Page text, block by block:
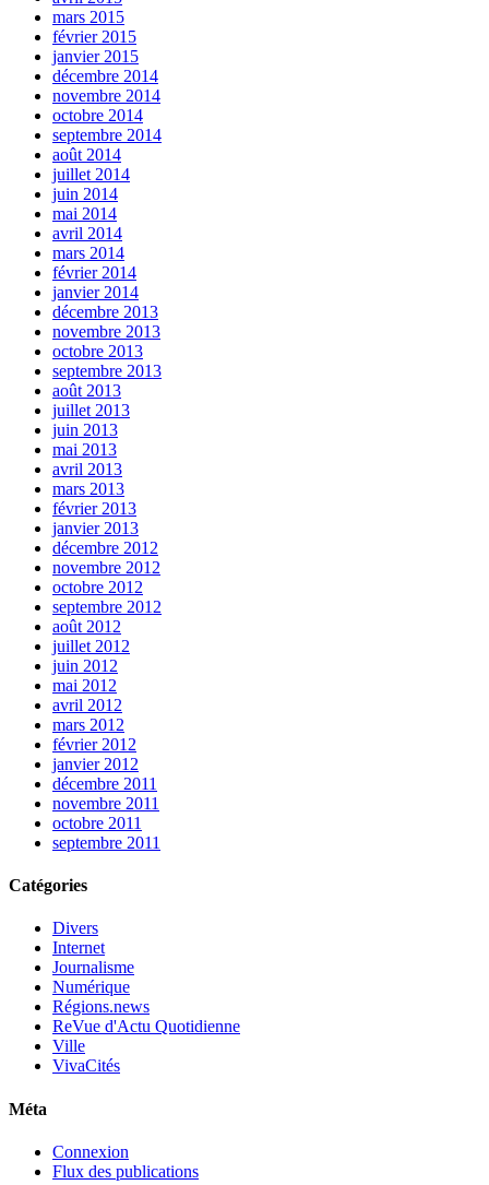
mars 2015
février 2015
janvier 2015
décembre 2014
novembre 2014
octobre 2014
septembre 2014
août 2014
juillet 2014
juin 2014
mai 2014
avril 2014
mars 2014
février 2014
janvier 2014
décembre 2013
novembre 2013
octobre 2013
septembre 2013
août 2013
juillet 2013
juin 2013
mai 2013
avril 2013
mars 2013
février 2013
janvier 2013
décembre 2012
novembre 2012
octobre 2012
septembre 2012
août 2012
juillet 2012
juin 2012
mai 2012
avril 2012
mars 2012
février 2012
janvier 2012
décembre 2011
novembre 2011
octobre 2011
septembre 2011
Catégories
Divers
Internet
Journalisme
Numérique
Régions.news
ReVue d'Actu Quotidienne
Ville
VivaCités
Méta
Connexion
Flux des publications